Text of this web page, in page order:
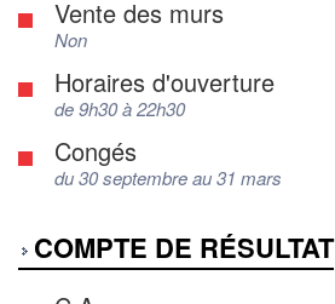
Vente des murs
Non
Horaires d'ouverture
de 9h30 à 22h30
Congés
du 30 septembre au 31 mars
COMPTE DE RÉSULTAT